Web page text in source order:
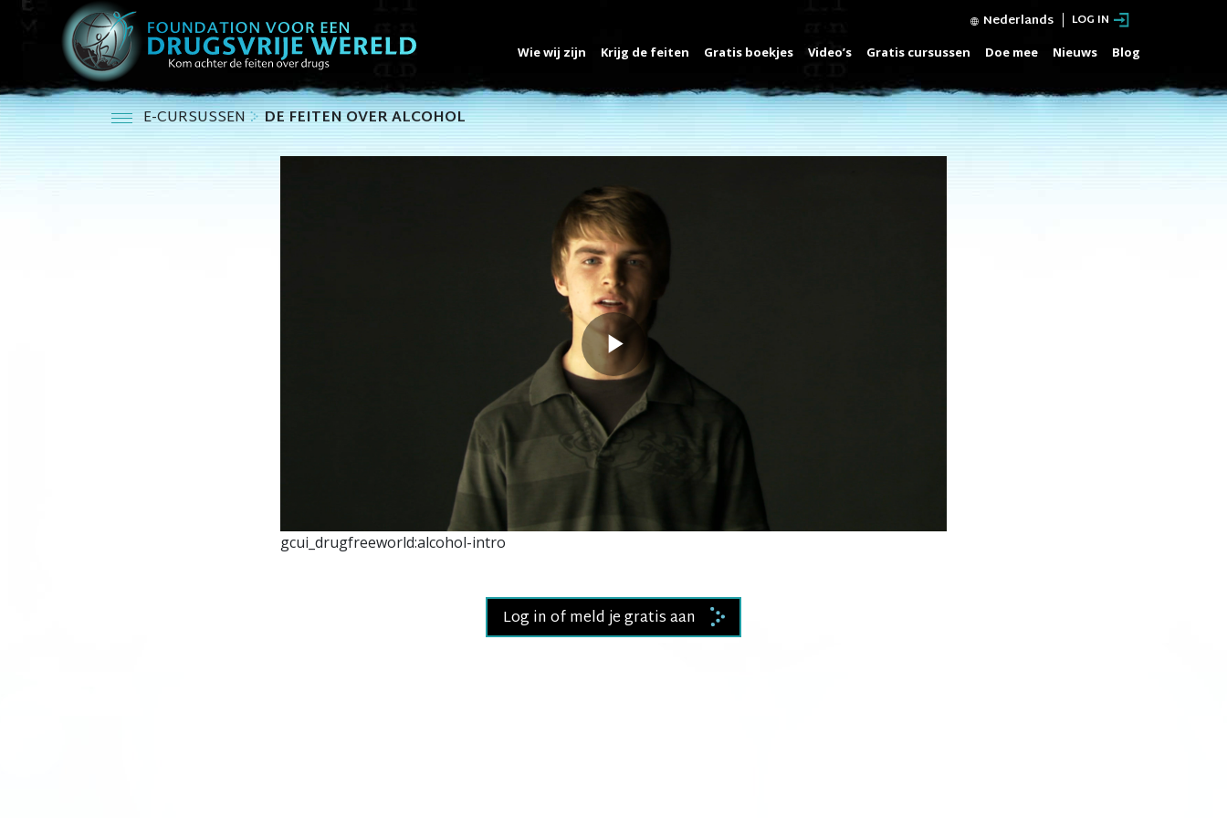
Nederlands LOG IN
Wie wij zijn Krijg de feiten Gratis boekjes Video’s Gratis cursussen Doe mee Nieuws Blog
E-CURSUSSEN DE FEITEN OVER ALCOHOL
Play
Video
gcui_drugfreeworld:alcohol-intro
Log in of meld je gratis aan